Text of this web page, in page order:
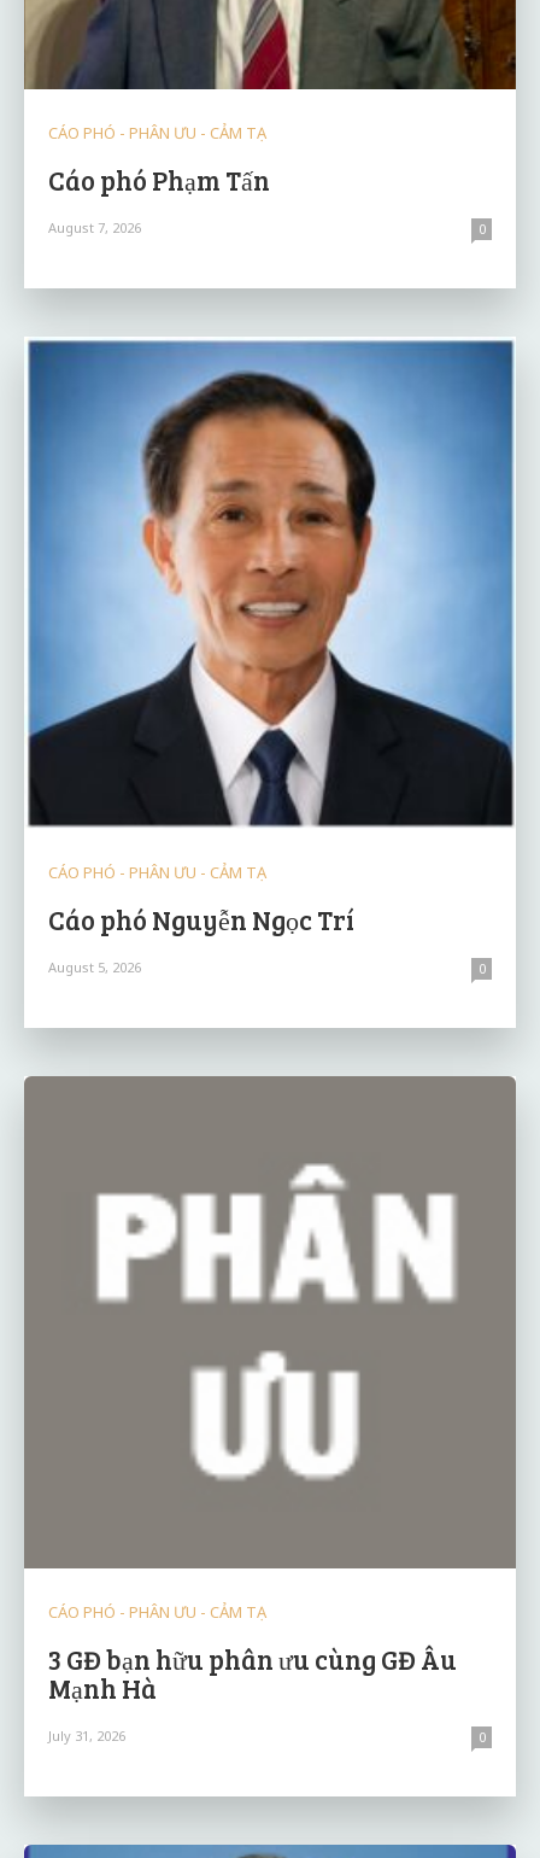
CÁO PHÓ - PHÂN ƯU - CẢM TẠ
Cáo phó Phạm Tấn
August 7, 2026 0
CÁO PHÓ - PHÂN ƯU - CẢM TẠ
Cáo phó Nguyễn Ngọc Trí
August 5, 2026 0
CÁO PHÓ - PHÂN ƯU - CẢM TẠ
3 GĐ bạn hữu phân ưu cùng GĐ Âu
Mạnh Hà
July 31, 2026 0